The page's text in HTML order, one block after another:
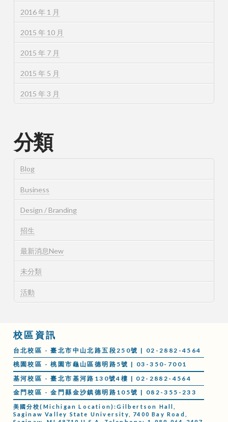
2016 年 1 月
2015 年 10 月
2015 年 7 月
2015 年 5 月
2015 年 3 月
分類
Blog
Business
Design / Branding
招生
最新消息New
未分類
活動
校區資訊
台北校區 - 臺北市中山北路五段250號 | 02-2882-4564
桃園校區 - 桃園市龜山區德明路5號 | 03-350-7001
基河校區 - 臺北市基河路130號4樓 | 02-2882-4564
金門校區 - 金門縣金沙鎮德明路105號 | 082-355-233
美國分校(Michigan Location):Gilbertson Hall,
Saginaw Valley State University, 7400 Bay Road,